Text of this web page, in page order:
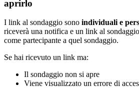
aprirlo
I link al sondaggio sono individuali e
riceverà una notifica e un link al sondaggio
come partecipante a quel sondaggio.
Se hai ricevuto un link ma:
Il sondaggio non si apre
Viene visualizzato un errore di